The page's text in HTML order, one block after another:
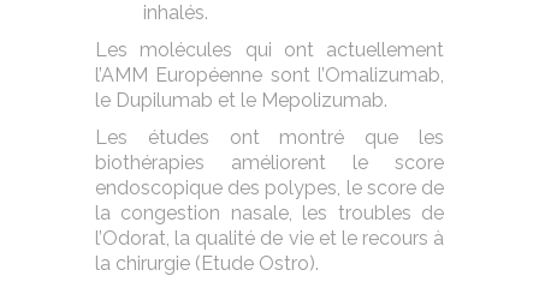
inhalés.
Les molécules qui ont actuellement
l’AMM Européenne sont l’Omalizumab,
le Dupilumab et le Mepolizumab.
Les études ont montré que les
biothérapies améliorent le score
endoscopique des polypes, le score de
la congestion nasale, les troubles de
l’Odorat, la qualité de vie et le recours à
la chirurgie (Etude Ostro).